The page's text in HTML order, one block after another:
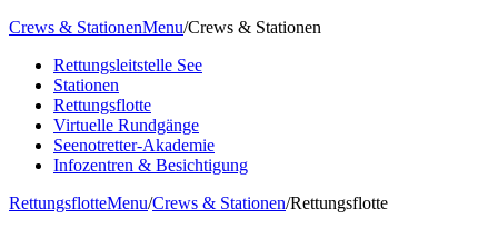
Crews & StationenMenu/Crews & Stationen
Rettungsleitstelle See
Stationen
Rettungsflotte
Virtuelle Rundgänge
Seenotretter-Akademie
Infozentren & Besichtigung
RettungsflotteMenu/Crews & Stationen/Rettungsflotte